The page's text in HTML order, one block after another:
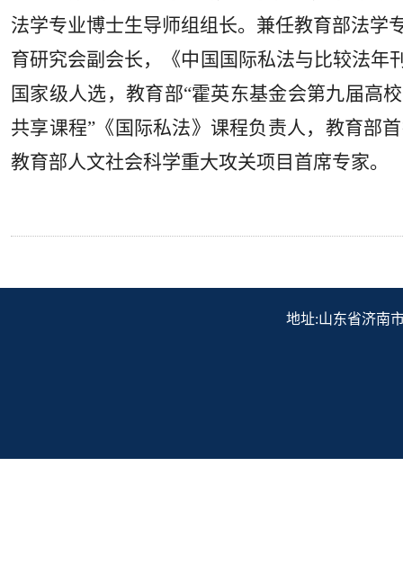
法学专业博士生导师组组长。兼任教育部法学
育研究会副会长，《中国国际私法与比较法年
国家级人选，教育部“霍英东基金会第九届高
共享课程”《国际私法》课程负责人，教育部
教育部人文社会科学重大攻关项目首席专家。
地址:山东省济南